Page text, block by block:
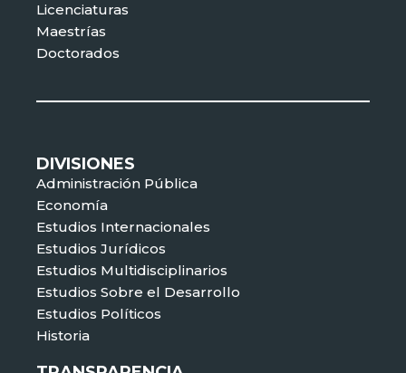
Licenciaturas
Maestrías
Doctorados
DIVISIONES
Administración Pública
Economía
Estudios Internacionales
Estudios Jurídicos
Estudios Multidisciplinarios
Estudios Sobre el Desarrollo
Estudios Políticos
Historia